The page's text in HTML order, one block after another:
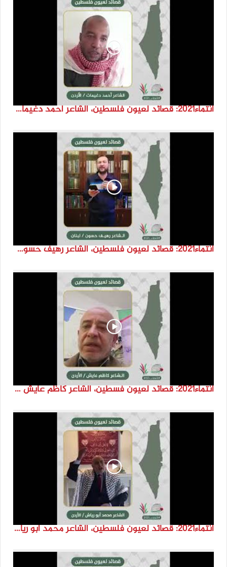
انتماء2021: قصائد لعيون فلسطين، الشاعر احمد دغيمات، الاردن
انتماء2021: قصائد لعيون فلسطين، الشاعر رهيف حسون، لبنان
انتماء2021: قصائد لعيون فسطين، الشاعر كاظم عايش ،الاردن
انتماء2021: قصائد لعيون فلسطين، الشاعر محمد ابو رياش، الاردن